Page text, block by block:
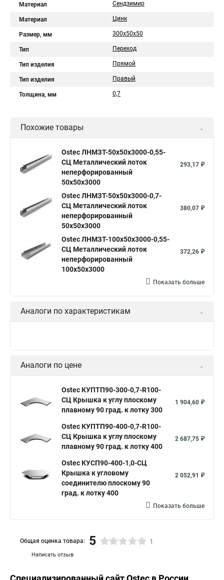
Материал Сендзимир
Материал Цинк
Размер, мм 300х50х50
Тип Переход
Тип изделия Прямой
Тип изделия Правый
Толщина, мм 0,7
Похожие товары
Ostec ЛНМЗТ-50х50х3000-0,55-
СЦ Металлический лоток
неперфорированный
50х50х3000
293,17 ₽
Ostec ЛНМЗТ-50х50х3000-0,7-
СЦ Металлический лоток
неперфорированный
50х50х3000
380,07 ₽
Ostec ЛНМЗТ-100х50х3000-0,55-
СЦ Металлический лоток
неперфорированный
100х50х3000
372,26 ₽
Показать больше
Аналоги по характеристикам
1 261,07 ₽
плавному 90 град. к лотку 200
Ostec КУПТП90-300-0,7-R100-
плавному 90 град. к лотку 300
Показать больше
Аналоги по цене
Ostec КУПТП90-300-0,7-R100-
СЦ Крышка к углу плоскому
плавному 90 град. к лотку 300
Ostec КУПТП90-400-0,7-R100-
СЦ Крышка к углу плоскому
плавному 90 град. к лотку 400